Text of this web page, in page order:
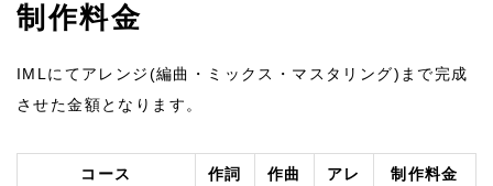
制作料金
IMLにてアレンジ(編曲・ミックス・マスタリング)まで完成
させた金額となります。
コース 作詞 作曲
アレ
制作料金